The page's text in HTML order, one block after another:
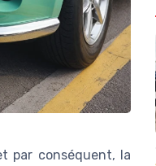
par conséquent, la